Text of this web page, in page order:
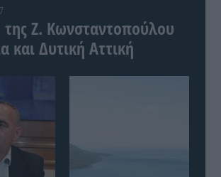
της Ζ. Κωνσταντοπούλου
και Δυτική Αττική